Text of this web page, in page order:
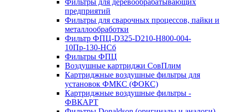
Фильтры для деревообрабатывающих
предприятий
Фильтры для сварочных процессов, пайки и
металлообработки
Фильтр ФПЦ-D325-D210-H800-004-
10Пр-130-НСб
Фильтры ФПЦ
Воздушные картриджи СовПлим
Картриджные воздушные фильтры для
установок ФМКС (ФОКС)
Картриджные воздушные фильтры -
ФВКАРТ